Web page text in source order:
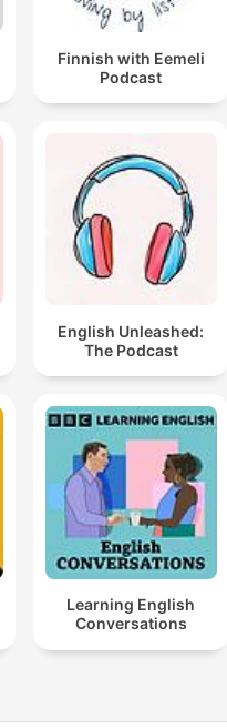
Finnish with Eemeli
Podcast
English Unleashed:
The Podcast
Learning English
Conversations